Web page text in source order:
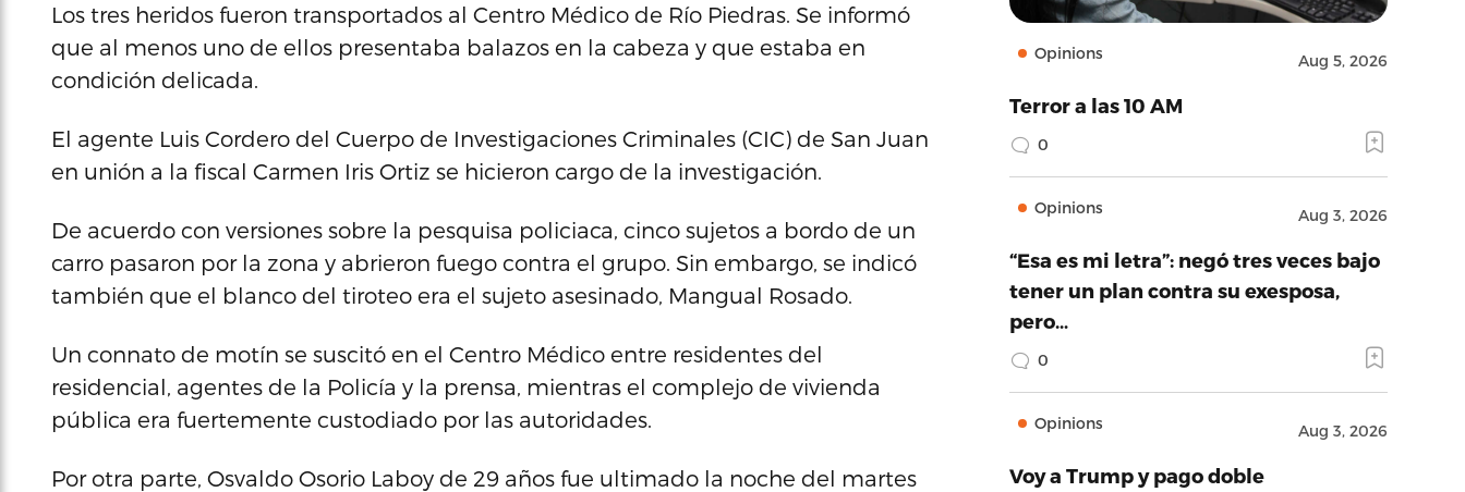
Los tres heridos fueron transportados al Centro Médico de Río Piedras. Se informó
que al menos uno de ellos presentaba balazos en la cabeza y que estaba en
condición delicada.
El agente Luis Cordero del Cuerpo de Investigaciones Criminales (CIC) de San Juan
en unión a la fiscal Carmen Iris Ortiz se hicieron cargo de la investigación.
De acuerdo con versiones sobre la pesquisa policiaca, cinco sujetos a bordo de un
carro pasaron por la zona y abrieron fuego contra el grupo. Sin embargo, se indicó
también que el blanco del tiroteo era el sujeto asesinado, Mangual Rosado.
Un connato de motín se suscitó en el Centro Médico entre residentes del
residencial, agentes de la Policía y la prensa, mientras el complejo de vivienda
pública era fuertemente custodiado por las autoridades.
Por otra parte, Osvaldo Osorio Laboy de 29 años fue ultimado la noche del martes
Opinions Aug 5, 2026
Terror a las 10 AM
0
Opinions Aug 3, 2026
“Esa es mi letra”: negó tres veces bajo
tener un plan contra su exesposa,
pero…
0
Opinions Aug 3, 2026
Voy a Trump y pago doble